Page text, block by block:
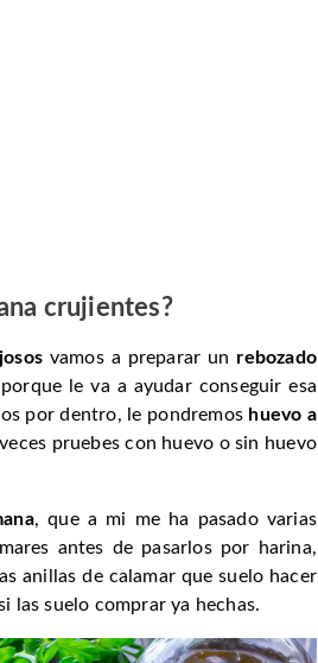
crujientes?
vamos a preparar un rebozado
porque le va a ayudar conseguir esa
por dentro, le pondremos huevo a
pruebes con huevo o sin huevo
, que a mi me ha pasado varias
antes de pasarlos por harina,
anillas de calamar que suelo hacer
las suelo comprar ya hechas.